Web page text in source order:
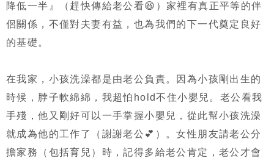
降低一半』（趕快傳給老公看😆）家裡有真正平等的伴
侶關係，不僅對夫妻有益，也為我們的下一代奠定良好
的基礎。
在我家，小孩洗澡都是由老公負責。因為小孩剛出生的
時候，脖子軟綿綿，我超怕hold不住小嬰兒。老公看我
手殘，他又剛好可以一手掌握小嬰兒，從此幫小孩洗澡
就成為他的工作了（謝謝老公💕）。女性朋友請老公分
擔家務（包括育兒）時，記得多給老公肯定，老公才會